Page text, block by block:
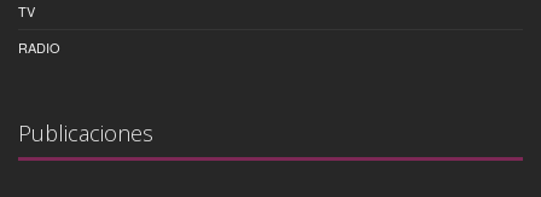
TV
RADIO
Publicaciones